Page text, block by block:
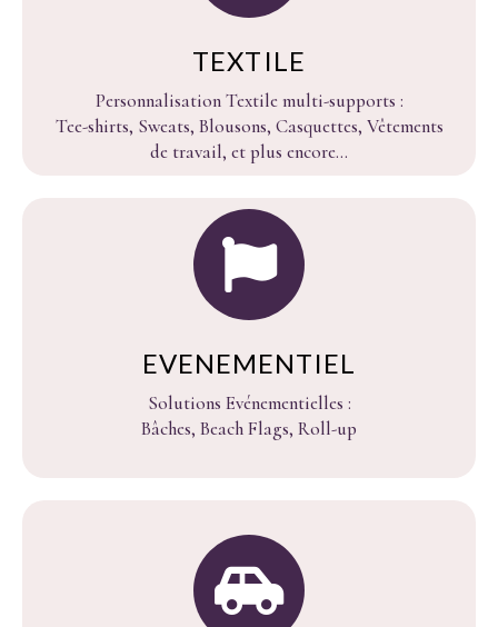
TEXTILE
Personnalisation Textile multi-supports :
Tee-shirts, Sweats, Blousons, Casquettes, Vêtements
de travail, et plus encore...
EVENEMENTIEL
Solutions Evénementielles :
Bâches, Beach Flags, Roll-up